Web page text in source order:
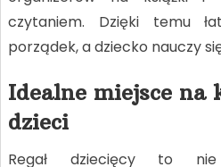
czytaniem. Dzięki temu
porządek, a dziecko nauczy
Idealne miejsce na
dzieci
Regał dziecięcy to